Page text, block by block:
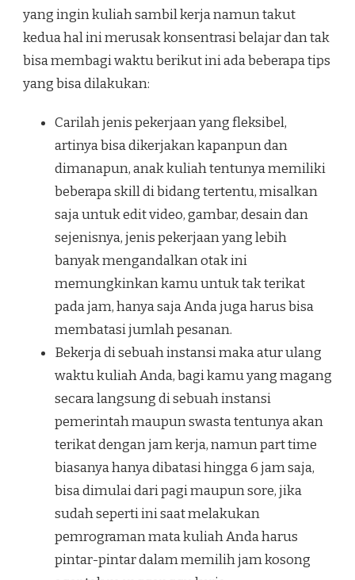
yang ingin kuliah sambil kerja namun takut
kedua hal ini merusak konsentrasi belajar dan tak
bisa membagi waktu berikut ini ada beberapa tips
yang bisa dilakukan:
Carilah jenis pekerjaan yang fleksibel,
artinya bisa dikerjakan kapanpun dan
dimanapun, anak kuliah tentunya memiliki
beberapa skill di bidang tertentu, misalkan
saja untuk edit video, gambar, desain dan
sejenisnya, jenis pekerjaan yang lebih
banyak mengandalkan otak ini
memungkinkan kamu untuk tak terikat
pada jam, hanya saja Anda juga harus bisa
membatasi jumlah pesanan.
Bekerja di sebuah instansi maka atur ulang
waktu kuliah Anda, bagi kamu yang magang
secara langsung di sebuah instansi
pemerintah maupun swasta tentunya akan
terikat dengan jam kerja, namun part time
biasanya hanya dibatasi hingga 6 jam saja,
bisa dimulai dari pagi maupun sore, jika
sudah seperti ini saat melakukan
pemrograman mata kuliah Anda harus
pintar-pintar dalam memilih jam kosong